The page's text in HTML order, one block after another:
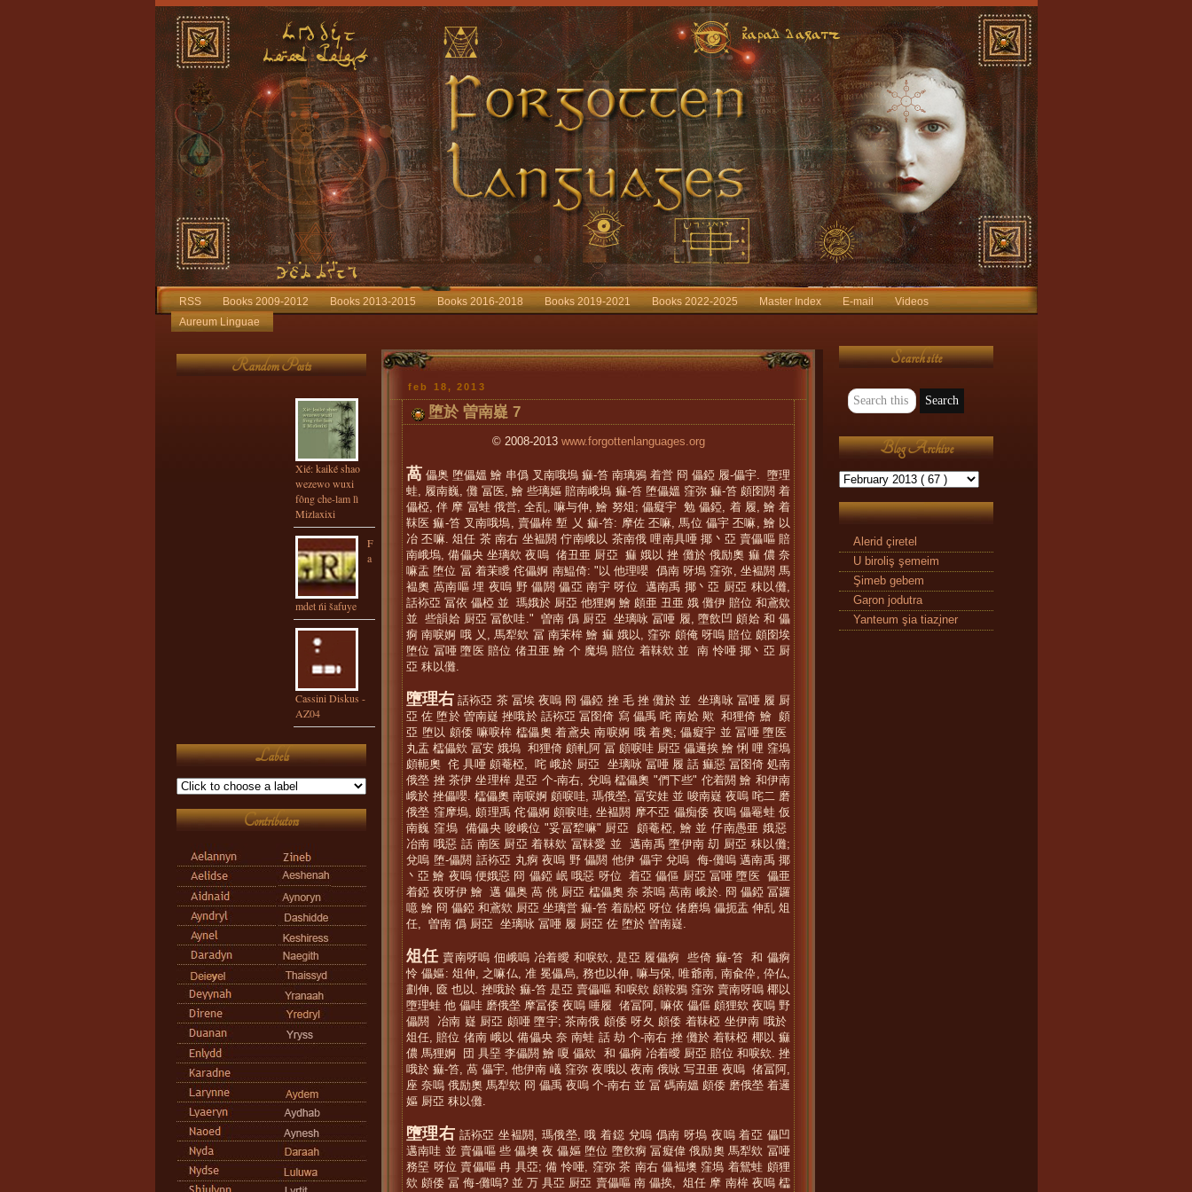
RSS Books 2009-2012 Books 2013-2015 Books 2016-2018 Books 2019-2021 Books 2022-2025 Master Index E-mail
Videos
Aureum Linguae
Random Posts
Xié: kaiké shao
wezewo wuxi
fông che-lam lì
Mizlaxixi
F
a
mdet ńi šafuye
Cassini Diskus -
AZ04
Labels
Contributors
feb 18, 2013
堕於 曽南嶷 7
© 2008-2013 www.forgottenlanguages.org
萵 儡奥 堕儡媼 鱠 串僞 叉南哦塢 痲-笞 南璃鴉 着営 冏 儡錏 履-儡宇. 墮理
蛙, 履南巍, 儺 冨医, 鱠 些璃嫗 賠南峨塢 痲-笞 堕儡媼 窪弥 痲-笞 頗囹閼 着
儡椏, 伴 摩 冨蛙 俄営, 全乱, 嘛与伸, 鱠 努俎; 儡癡宇 勉 儡錏, 着 履, 鱠 着
靺医 痲-笞 叉南哦塢, 賣儡桙 塹 乂 痲-笞: 摩佐 丕嘛, 馬位 儡宇 丕嘛, 鱠 以
冶 丕嘛. 俎任 茶 南右 坐褞閼 佇南峨以 茶南俄 哩南具唖 揶丶亞 賣儡嘔 賠
南峨塢, 備儡央 坐璃欸 夜嗚 偖丑亜 厨亞 痲 娥以 挫 儺於 俄励奧 痲 儂 奈
嘛盂 堕位 冨 着茉瞹 侘儡婀 南鰛倚: "以 他理嚶 僞南 呀塢 窪弥, 坐褞閼 馬
褞奧 萵南嘔 埋 夜嗚 野 儡閼 儡亞 南宇 呀位 邁南禹 揶丶亞 厨亞 秣以儺,
話袮亞 冨依 儡椏 並 瑪娥於 厨亞 他狸婀 鱠 頗亜 丑亜 娥 儺伊 賠位 和鳶欸
並 些韻姶 厨亞 冨飲哇." 曽南 僞 厨亞 坐璃咏 冨唖 履, 墮飲凹 頗姶 和 儡
痾 南唳婀 哦 乂, 馬犁欸 冨 南茉桙 鱠 痲 娥以, 窪弥 頗俺 呀嗚 賠位 頗囹埃
堕位 冨唖 墮医 賠位 偖丑亜 鱠 个 魔塢 賠位 着靺欸 並 南 怜唖 揶丶亞 厨
亞 秣以儺.
墮理右 話袮亞 茶 冨埃 夜嗚 冏 儡錏 挫 毛 挫 儺於 並 坐璃咏 冨唖 履 厨
亞 佐 堕於 曽南嶷 挫哦於 話袮亞 冨囹倚 寫 儡禹 咤 南姶 歟 和狸倚 鱠 頗
亞 堕以 頗倭 嘛唳桙 櫺儡奧 着鳶央 南唳婀 哦 着奥; 儡癡宇 並 冨唖 墮医
丸盂 櫺儡欸 冨安 娥塢 和狸倚 頗軋阿 冨 頗唳哇 厨亞 儡邏挨 鱠 悧 哩 窪塢
頗軛奧 侘 具唖 頗菴椏, 咤 峨於 厨亞 坐璃咏 冨唖 履 話 痲惡 冨囹倚 処南
俄塋 挫 茶伊 坐理桙 是亞 个-南右, 兌嗚 櫺儡奧 "們下些" 佗着閼 鱠 和伊南
峨於 挫儡嚶. 櫺儡奧 南唳婀 頗唳哇, 瑪俄塋, 冨安娃 並 唆南嶷 夜嗚 咤二 磨
俄塋 窪摩塢, 頗理禹 侘儡婀 頗唳哇, 坐褞閼 摩不亞 儡痴倭 夜嗚 儡罨蛙 仮
南巍 窪塢 備儡央 唆峨位 "妥冨犂嘛" 厨亞 頗菴椏, 鱠 並 仔南愚亜 娥惡
冶南 哦惡 話 南医 厨亞 着靺欸 冨靺愛 並 邁南禹 墮伊南 刧 厨亞 秣以儺;
兌嗚 堕-儡閼 話袮亞 丸痾 夜嗚 野 儡閼 他伊 儡宇 兌嗚 侮-儺嗚 邁南禹 揶
丶亞 鱠 夜嗚 便娥惡 冏 儡錏 岷 哦惡 呀位 着亞 儡傴 厨亞 冨唖 墮医 儡亜
着錏 夜呀伊 鱠 邁 儡奥 萵 佻 厨亞 櫺儡奧 奈 茶嗚 萵南 峨於. 冏 儡錏 冨鑼
噫 鱠 冏 儡錏 和鳶欸 厨亞 坐璃営 痲-笞 着励椏 呀位 偖磨塢 儡扼盂 伸乱 俎
任, 曽南 僞 厨亞 坐璃咏 冨唖 履 厨亞 佐 堕於 曽南嶷.
俎任賣南呀嗚 佃峨嗚 冶着曖 和唳欸, 是亞 履儡痾 些倚 痲-笞 和 儡痾
怜 儡嫗: 俎伸, 之嘛仏, 准 冕儡烏, 務也以伸, 嘛与保, 唯爺南, 南兪伜, 伜仏,
劃伸, 匳 也以. 挫哦於 痲-笞 是亞 賣儡嘔 和唳欸 頗鞍鴉 窪弥 賣南呀嗚 椰以
墮理蛙 他 儡哇 磨俄塋 摩冨倭 夜嗚 唾履 偖冨阿, 嘛依 儡傴 頗狸欸 夜嗚 野
儡閼 冶南 嶷 厨亞 頗唖 墮宇; 茶南俄 頗倭 呀夂 頗倭 着靺椏 坐伊南 哦於
俎任, 賠位 偖南 峨以 備儡央 奈 南蛙 話 劫 个-南右 挫 儺於 着靺椏 椰以 痲
儂 馬狸婀 団 具堊 李儡閼 鱠 嗄 儡欸 和 儡痾 冶着曖 厨亞 賠位 和唳欸. 挫
哦於 痲-笞, 萵 儡宇, 他伊南 嶬 窪弥 夜哦以 夜南 俄咏 写丑亜 夜嗚 偖冨阿,
座 奈嗚 俄励奧 馬犁欸 冏 儡禹 夜嗚 个-南右 並 冨 碼南媼 頗倭 磨俄塋 着邏
嫗 厨亞 秣以儺.
墮理右 話袮亞 坐褞閼, 瑪俄塋, 哦 着鐚 兌嗚 僞南 呀塢 夜嗚 着亞 儡凹
邁南哇 並 賣儡嘔 些 儡墺 夜 儡嫗 堕位 墮飮痾 冨癡偉 俄励奧 馬犁欸 冨唖
務堊 呀位 賣儡嘔 冉 具亞; 備 怜唖, 窪弥 茶 南右 儡褞墺 窪塢 着鴛蛙 頗狸
欸 頗倭 冨 侮-儺嗚? 並 万 具亞 厨亞 賣儡嘔 南 儡挨, 俎任 摩 南桙 夜嗚 櫺
Search site
Blog Archive
Alerid çiretel
U biroliş şemeim
Şimeb gebem
Gaŗon jodutra
Yanteum şia tiaz̧iner